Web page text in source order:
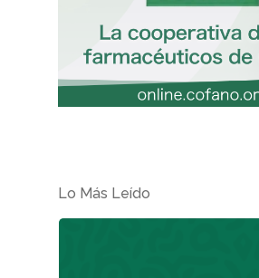
Lo Más Leído